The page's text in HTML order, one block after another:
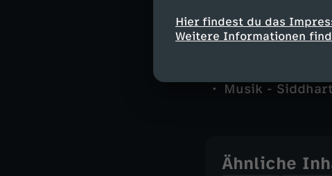
Hier findest du das
Weitere Informationen
Regie - Ken Olin
Autor - Dan
Musik -
Ähnliche